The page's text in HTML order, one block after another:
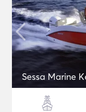
Sessa Marine